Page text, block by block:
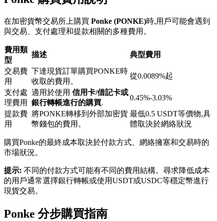
鎖倉BTR
輕鬆獲得多重福利
借貸寶
借貸數字貨幣，及時且安全的服務
在加密貨幣交易所上購買 Ponke (PONKE)時,用戶可能會遇到
與交易、支付處理和提款相關的多種費用。
費用類
型
描述
典型費用
交易費
用
下達現貨訂單購買PONKE時
收取的費用。
從0.0089%起
支付處
理費用
適用於使用 信用卡/借記卡或
銀行轉帳進行的購買.
0.45%-3.03%
提款費
用
將PONKE轉移到外部加密貨
幣錢包的費用。
最低0.5 USDT等價物,具
體取決於網絡狀況
購買Ponke的最終成本取決於付款方式、網絡擁塞和交易時的
市場狀況。
提示: 不同的付款方式可能有不同的費用結構。尋求降低成本
的用戶通常選擇銀行轉帳或使用USDT或USDC等穩定幣進行
現貨交易。
Ponke 分步購買指南